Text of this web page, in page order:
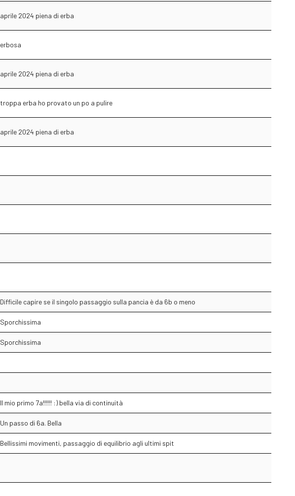
aprile 2024 piena di erba
erbosa
aprile 2024 piena di erba
troppa erba ho provato un po a pulire
aprile 2024 piena di erba
Difficile capire se il singolo passaggio sulla pancia è da 6b o meno
Sporchissima
Sporchissima
Il mio primo 7a!!!!!! :) bella via di continuità
Un passo di 6a. Bella
Bellissimi movimenti, passaggio di equilibrio agli ultimi spit